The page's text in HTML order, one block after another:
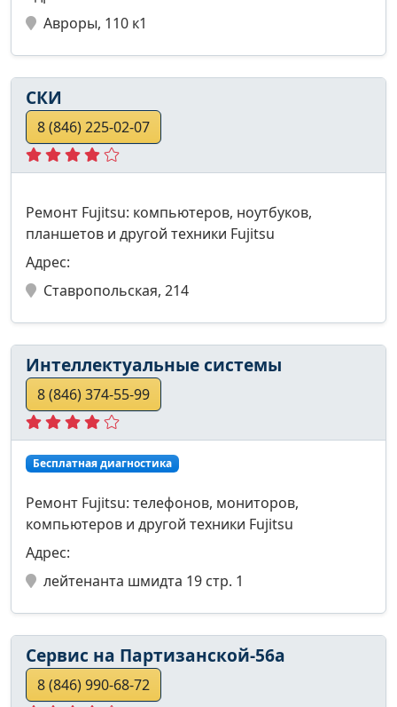
Авроры, 110 к1
СКИ
8 (846) 225-02-07
Ремонт Fujitsu: компьютеров, ноутбуков,
планшетов и другой техники Fujitsu
Адрес:
Ставропольская, 214
Интеллектуальные системы
8 (846) 374-55-99
Бесплатная диагностика
Ремонт Fujitsu: телефонов, мониторов,
компьютеров и другой техники Fujitsu
Адрес:
лейтенанта шмидта 19 стр. 1
Сервис на Партизанской-56а
8 (846) 990-68-72